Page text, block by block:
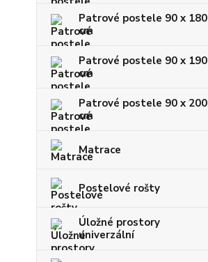
Patrové postele 90 x 180
cm
Patrové postele 90 x 190
cm
Patrové postele 90 x 200
cm
Matrace
Postelové rošty
Úložné prostory
univerzální